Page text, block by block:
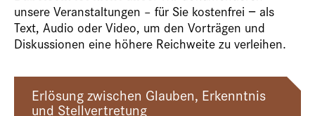
unsere Veranstaltungen – für Sie kostenfrei − als
Text, Audio oder Video, um den Vorträgen und
Diskussionen eine höhere Reichweite zu verleihen.
Erlösung zwischen Glauben, Erkenntnis
und Stellvertretung